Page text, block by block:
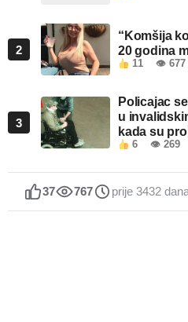
2
“Komšija
20 godina
11 👁 677
3
Policajac
u
kada su
6 👁 269
37 767 prije 3432